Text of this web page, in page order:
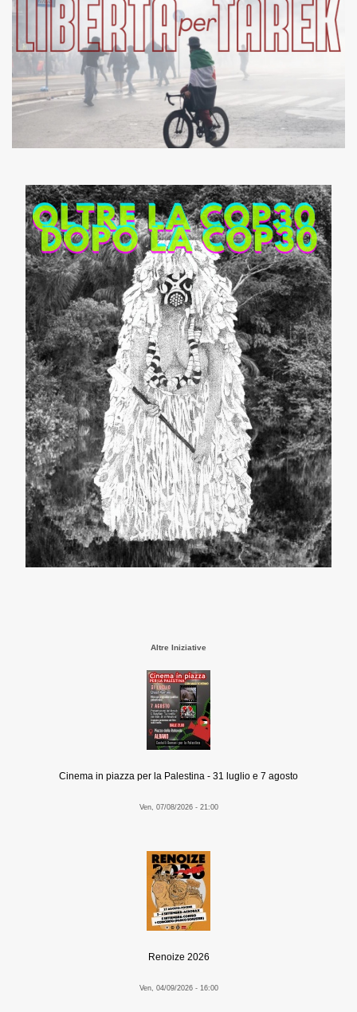
Altre Iniziative
Cinema in piazza per la Palestina - 31 luglio e 7 agosto
Ven, 07/08/2026 - 21:00
Renoize 2026
Ven, 04/09/2026 - 16:00